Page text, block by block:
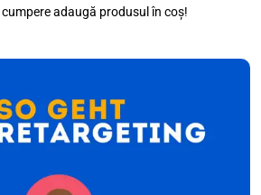
adaugă produsul în coș!